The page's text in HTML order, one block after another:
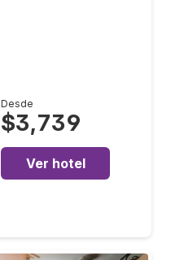
Desde
$3,739
Ver hotel